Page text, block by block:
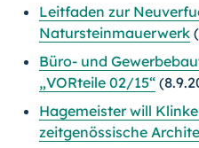
Leitfaden zur
Natursteinmauerwerk
Büro- und
„VORteile 02/15“
Hagemeister will
zeitgenössische